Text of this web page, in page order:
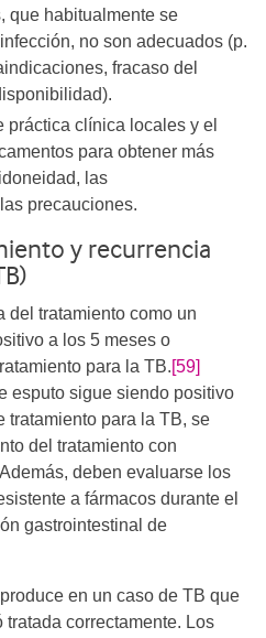
que habitualmente se
no son adecuados (p.
fracaso del
práctica clínica locales y el
para obtener más
las
precauciones.
y recurrencia
del tratamiento como un
a los 5 meses o
para la TB.[59]
esputo sigue siendo positivo
tratamiento para la TB, se
del tratamiento con
deben evaluarse los
a fármacos durante el
gastrointestinal de
en un caso de TB que
correctamente. Los